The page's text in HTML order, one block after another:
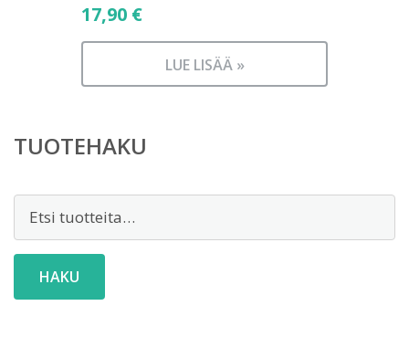
17,90 €
LUE LISÄÄ »
TUOTEHAKU
Etsi:
HAKU